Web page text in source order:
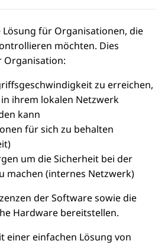
Lösung für Organisationen, die
möchten. Dies
Organisation:
zu erreichen,
ihrem lokalen Netzwerk
kann
für sich zu behalten
um die Sicherheit bei der
machen (internes Netzwerk)
der Software sowie die
Hardware bereitstellen.
einer einfachen Lösung von